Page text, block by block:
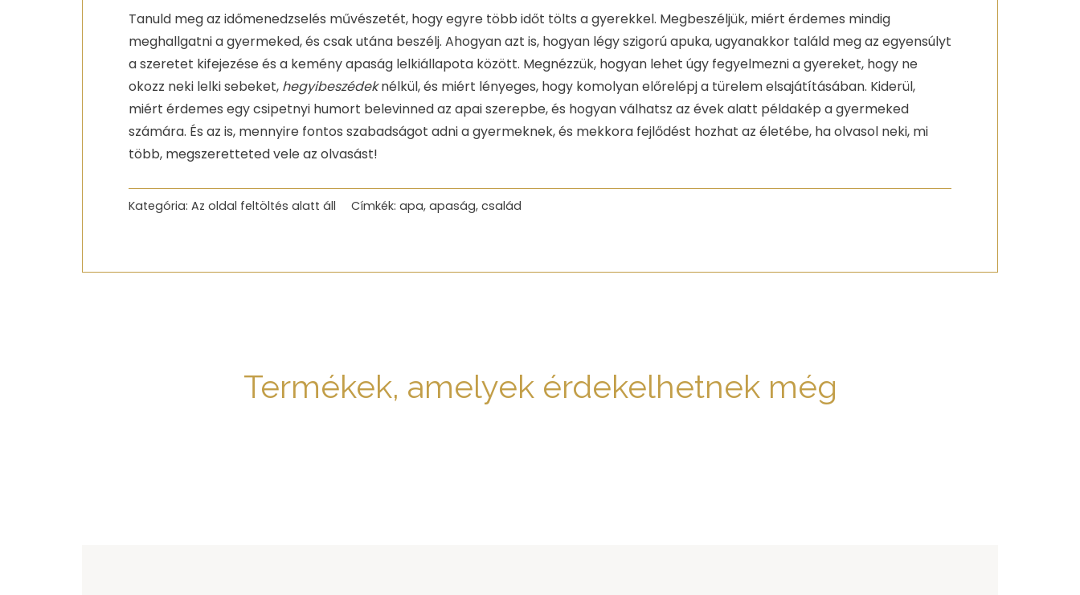
Tanuld meg az időmenedzselés művészetét, hogy egyre több időt tölts a gyerekkel. Megbeszéljük, miért érdemes mindig
meghallgatni a gyermeked, és csak utána beszélj. Ahogyan azt is, hogyan légy szigorú apuka, ugyanakkor találd meg az egyensúlyt
a szeretet kifejezése és a kemény apaság lelkiállapota között. Megnézzük, hogyan lehet úgy fegyelmezni a gyereket, hogy ne
okozz neki lelki sebeket, hegyibeszédeknélkül, és miért lényeges, hogy komolyan előrelépj a türelem elsajátításában. Kiderül,
miért érdemes egy csipetnyi humort belevinned az apai szerepbe, és hogyan válhatsz az évek alatt példakép a gyermeked
számára. És az is, mennyire fontos szabadságot adni a gyermeknek, és mekkora fejlődést hozhat az életébe, ha olvasol neki, mi
több, megszeretteted vele az olvasást!
Kategória: Az oldal feltöltés alatt áll Címkék: apa, apaság, család
Termékek, amelyek érdekelhetnek még